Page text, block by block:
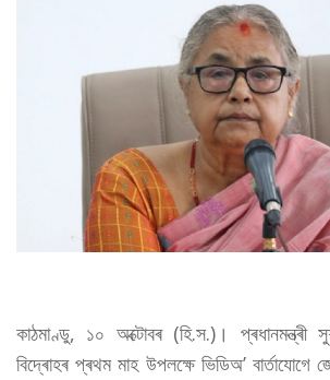
কাঠমাণ্ডু, ১০ অক্টোবৰ (হি.স.)। প্ৰধানমন্ত্ৰী
বিদ্ৰোহৰ প্ৰথম মাহ উপলক্ষে ভিডিঅ’